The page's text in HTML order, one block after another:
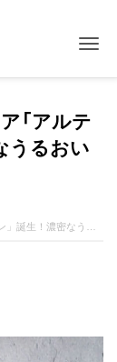
「アルテ
うるおい
濃密なうるおい肌へ